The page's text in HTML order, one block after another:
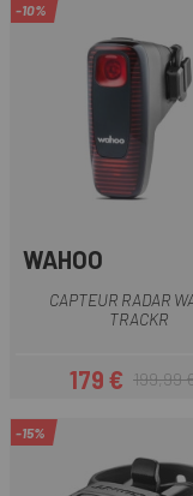
-10%
WAHOO
CAPTEUR RADAR
TRACKR
Prix
179 € Prix
199,99
-15%